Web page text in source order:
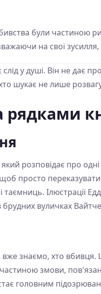
були частиною
на свої
у душі. Він не дає
шукає не лише
розповідає про
просто переказувати
таємниць. Ілюстрації
вуличках
знаємо, хто
змови,
головним